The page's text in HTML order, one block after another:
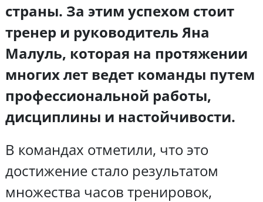
страны. За этим успехом стоит
тренер и руководитель Яна
Малуль, которая на протяжении
многих лет ведет команды путем
профессиональной работы,
дисциплины и настойчивости.
В командах отметили, что это
достижение стало результатом
множества часов тренировок,